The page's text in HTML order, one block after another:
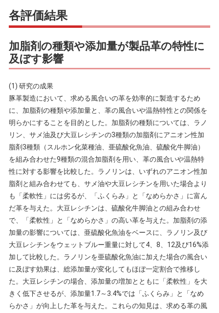
各評価結果
加脂剤の種類や添加量が製品革の特性に
及ぼす影響
(1) 研究の成果
豚革製造において、求める風合いの革を効率的に製造するため
に、加脂剤の種類や添加量と、革の風合いや温熱特性との関係を
明らかにすることを目的とした。加脂剤の種類については、ラノ
リン、サメ油及び大豆レシチンの3種類の加脂剤にアニオン性加
脂剤3種類（スルホン化菜種油、亜硫酸化魚油、硫酸化牛脚油）
を組み合わせた9種類の混合加脂剤を用い、革の風合いや温熱特
性に対する影響を比較した。ラノリンは、いずれのアニオン性加
脂剤と組み合わせても、サメ油や大豆レシチンを用いた場合より
も「柔軟性」には劣るが、「ふくらみ」と「なめらかさ」に富ん
だ革を与えた。大豆レシチンは、硫酸化牛脚油との組み合わせ
で、「柔軟性」と「なめらかさ」の高い革を与えた。加脂剤の添
加量の影響については、亜硫酸化魚油をベースに、ラノリン及び
大豆レシチンをウェットブルー重量に対して4、8、12及び16%添
加して比較した。ラノリンを亜硫酸化魚油に加えた場合の風合い
に及ぼす効果は、総添加量が変化してもほぼ一定割合で推移し
た。大豆レシチンの場合、添加量の増加とともに「柔軟性」を大
きく低下させるが、添加量1.7～3.4%では「ふくらみ」と「なめ
らかさ」が向上した革を与えた。これらの知見は、求める革の風